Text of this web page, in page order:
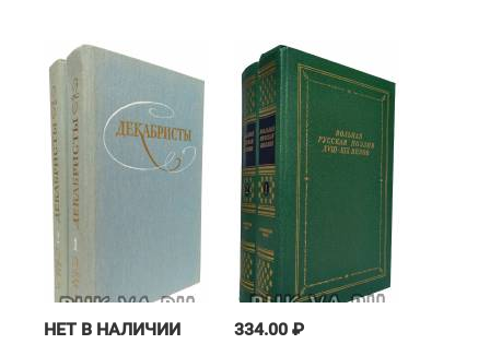
НЕТ В НАЛИЧИИ 334.00 ₽